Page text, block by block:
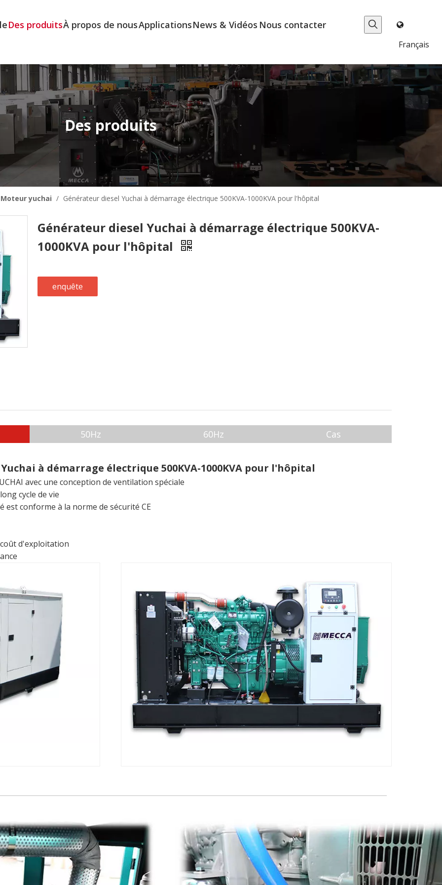
Des produitsÀ propos de nousApplicationsNews & Vidéos Nous contacter
Français
Des produits
Moteur yuchai / Générateur diesel Yuchai à démarrage électrique 500KVA-1000KVA pour l'hôpital
Générateur diesel Yuchai à démarrage électrique 500KVA-
1000KVA pour l'hôpital
enquête
50Hz 60Hz Cas
à démarrage électrique 500KVA-1000KVA pour l'hôpital
avec une conception de ventilation spéciale
cycle de vie
est conforme à la norme de sécurité CE
d'exploitation